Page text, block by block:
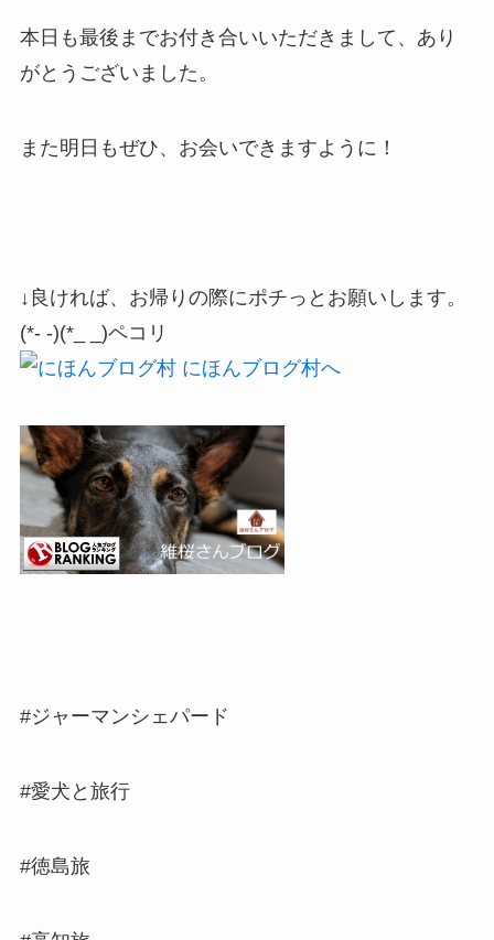
本日も最後までお付き合いいただきまして、あり
がとうございました。
また明日もぜひ、お会いできますように！
↓良ければ、お帰りの際にポチっとお願いします。
(*- -)(*_ _)ペコリ
#ジャーマンシェパード
#愛犬と旅行
#徳島旅